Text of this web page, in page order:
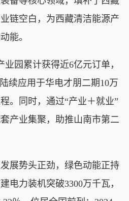
链空白，为西藏清洁能源产
能。
园累计获得近6亿元订单，
续应用于华电才朋二期10万
。同时，通过“产业＋就业”
产业集聚，助推山南市第二
势头正劲，绿色动能正持
电力装机突破3300万千瓦，